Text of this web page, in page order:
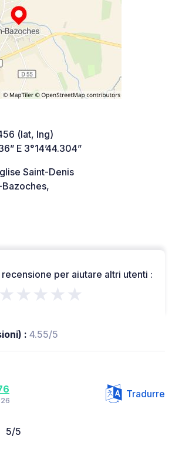
(lat, lng)
E 3°14’44.304”
Saint-Denis
per aiutare altri utenti :
★★★★★
: 4.55/5
Tradurre
5/5